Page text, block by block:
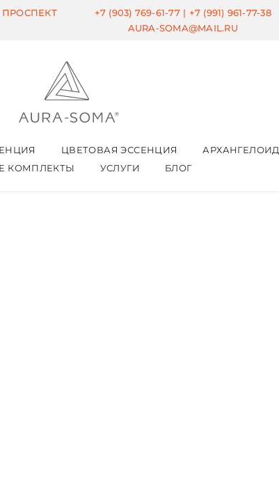
+7 (903) 769-61-77 | +7 (991) 961-77-38
AURA-SOMA@MAIL.RU
ЦВЕТОВАЯ ЭССЕНЦИЯ АРХАНГЕЛОИД
КОМПЛЕКТЫ
УСЛУГИ БЛОГ